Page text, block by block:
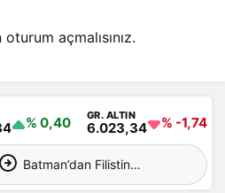
oturum açmalısınız.
% 0,40 GR. ALTIN
6.023,34 % -1,74
Batman’dan Filistin